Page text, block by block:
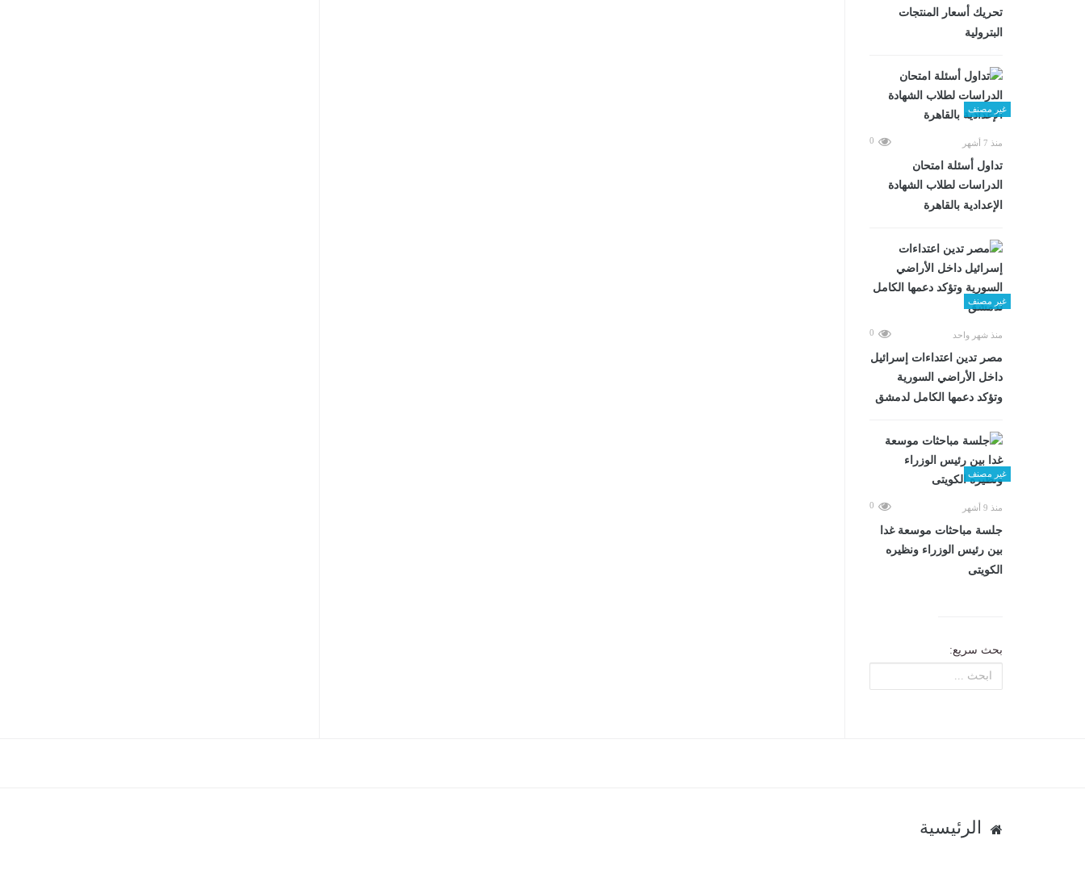
تحريك أسعار المنتجات
البترولية
غير مصنف
منذ 7 أشهر 0
تداول أسئلة امتحان
الدراسات لطلاب الشهادة
الإعدادية بالقاهرة
غير مصنف
منذ شهر واحد 0
مصر تدين اعتداءات إسرائيل
داخل الأراضي السورية
وتؤكد دعمها الكامل لدمشق
غير مصنف
منذ 9 أشهر 0
جلسة مباحثات موسعة غدا
بين رئيس الوزراء ونظيره
الكويتى
بحث سريع:
الرئيسية